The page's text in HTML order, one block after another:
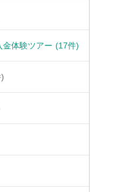
金体験ツアー (17件)